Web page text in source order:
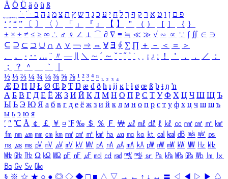
Ä Ö Ü ä ö ü ß
ִֶֹ ֻּ ׁׂ פ ם ן ו ט א ר ק ף ך ל ח י ע כ ג ד ש ץ ת צ מ נ ה ב
‘ ’ “ ” 〔 〕 〈 〉 「 」 『 』 【 】 ＂ （ ） ［ ］ ｛ ｝
± × ÷ ≠ ≤ ≥ ∞ ∴ ♂ ♀ ∠ ⊥ ⌒ ∂ ∇ ≡ ≒ ≪ ≫ √ ∽ ∝ ∵ ∫ ∬ ∈ ∋
⊆ ⊇ ⊂ ⊃ ∪ ∩ ∧ ∨ ￢ ⇒ ⇔ ∀ ∃ ∮ ∑ ∏ ＋ － ＜ ＝
＞
、
。 · ‥ … ¨ 〃 ― ＼ ∼ ´ ～ ˇ ˘ ˝ ˚ ˙ ¸ ¡ ¿ ː ！ ＇ ， ． ／
：
；
？ ＾ ｀
½ ⅓ ⅔ ¼ ¾ ⅛ ⅜ ⅝ ⅞ ¹ ² ³ ⁴ ⁿ ₁ ₂ ₃ ₄
Æ Ð Ħ Ĳ Ł Ø Œ Þ Ŧ Ŋ æ đ ð ħ ı ĳ ĸ ŀ ł ø œ ß þ ŧ ŋ ŉ
А Б В Г Д Е Ё Ж З И Й К Л М Н О П Р С Т У Ф Х Ц Ч Ш Щ Ъ
Ы Ь Э Ю Я а б в г д е ё ж з и й к л м н о п р с т у ф х ц ч ш щ ъ
ы ь э ю я
′ ″ ℃ Å ￠ ￡ ￥ ¤ ℉ ‰ ＄ ％ Ｆ ￦ ㎕ ㎖ ㎗ ℓ ㎘ ㏄ ㎣ ㎤ ㎥ ㎦
㎙ ㎚ ㎛ ㎜ ㎝ ㎞ ㎟ ㎠ ㎡ ㎢ ㏊ ㎍ ㎎ ㎏ ㏏ ㎈ ㎉ ㏈ ㎧ ㎨ ㎰
㎱ ㎲ ㎳ ㎴ ㎵ ㎶ ㎷ ㎸ ㎹ ㎀ ㎁ ㎂ ㎃ ㎄ ㎺ ㎻ ㎽ ㎾ ㎿ ㎐ ㎑
㎒ ㎓ ㎔ Ω ㏀ ㏁ ㎊ ㎋ ㎌ ㏖ ㏅ ㎭ ㎮ ㎯ ㏛ ㎩ ㎪ ㎫ ㎬ ㏝ ㏐
㏓
㏃ ㏉ ㏜ ㏆
§ ※ ☆ ★ ○ ● ◎ ◇ ◆ □ ■ △ ▽ → ← ↑ ↓ ↔ 〓 ◁ ◀ ▷ ▶ ♤